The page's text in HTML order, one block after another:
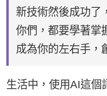
新技術然後成功了
你們，都要學著掌
成為你的左右手，
生活中，使用AI這個